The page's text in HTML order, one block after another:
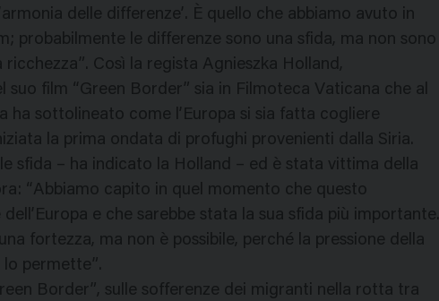
delle differenze’. È quello che abbiamo avuto in
probabilmente le differenze sono una sfida, ma non sono
Così la regista Agnieszka Holland,
suo film “Green Border” sia in Filmoteca Vaticana che al
ha sottolineato come l’Europa si sia fatta cogliere
la prima ondata di profughi provenienti dalla Siria.
sfida – ha indicato la Holland – ed è stata vittima della
“Abbiamo capito in quel momento che questo
e che sarebbe stata la sua sfida più importante.
fortezza, ma non è possibile, perché la pressione della
lo permette”.
Border”, sulle sofferenze dei migranti nella rotta tra